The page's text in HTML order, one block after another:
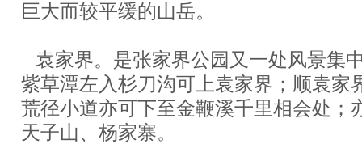
巨大而较平缓的山岳。
袁家界。是张家界公园又一处风景集
紫草潭左入杉刀沟可上袁家界；顺袁家
荒径小道亦可下至金鞭溪千里相会处；
天子山、杨家寨。